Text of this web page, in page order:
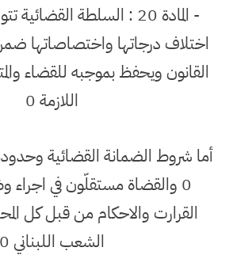
- المادة 20 : السلطة القضائية
اختلاف درجاتها واختصاصاتها
القانون ويحفظ بموجبه للقضاء
اللازمة 0
أما شروط الضمانة القضائية
0 والقضاة مستقلّون في اجراء
القرارت والاحكام من قبل كل
الشعب اللبناني 0